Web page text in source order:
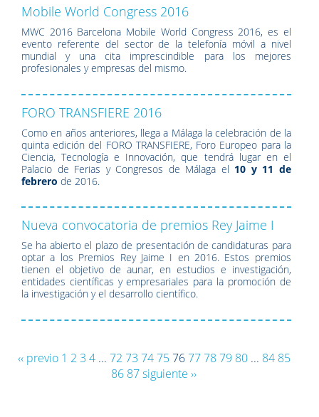
Mobile World Congress 2016
MWC 2016 Barcelona Mobile World Congress 2016, es el
evento referente del sector de la telefonía móvil a nivel
mundial y una cita imprescindible para los mejores
profesionales y empresas del mismo.
FORO TRANSFIERE 2016
Como en años anteriores, llega a Málaga la celebración de la
quinta edición del FORO TRANSFIERE, Foro Europeo para la
Ciencia, Tecnología e Innovación, que tendrá lugar en el
Palacio de Ferias y Congresos de Málaga el 10 y 11 de
febrero de 2016.
Nueva convocatoria de premios Rey Jaime I
Se ha abierto el plazo de presentación de candidaturas para
optar a los Premios Rey Jaime I en 2016. Estos premios
tienen el objetivo de aunar, en estudios e investigación,
entidades científicas y empresariales para la promoción de
la investigación y el desarrollo científico.
‹‹ previo 1 2 3 4... 72 73 74 75 76 77 78 79 80... 84 85
86 87siguiente ››